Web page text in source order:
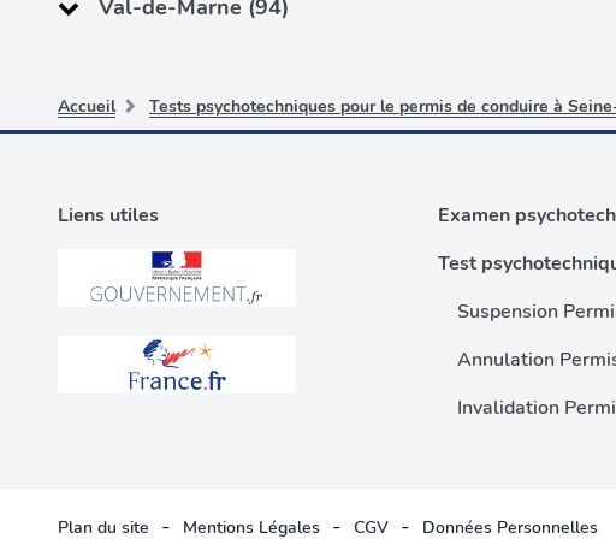
Val-de-Marne (94)
Accueil Tests psychotechniques pour le permis de conduire à
Liens utiles
Examen
Test
Suspension
Annulation
Invalidation
Plan du site - Mentions Légales - CGV - Données Personnelles